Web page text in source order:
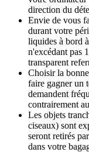
direction du
Envie de vous
durant votre
liquides à bord
n'excédant pas
transparent
Choisir la
faire gagner un
demandent
contrairement
Les objets
ciseaux) sont
seront retirés
dans votre